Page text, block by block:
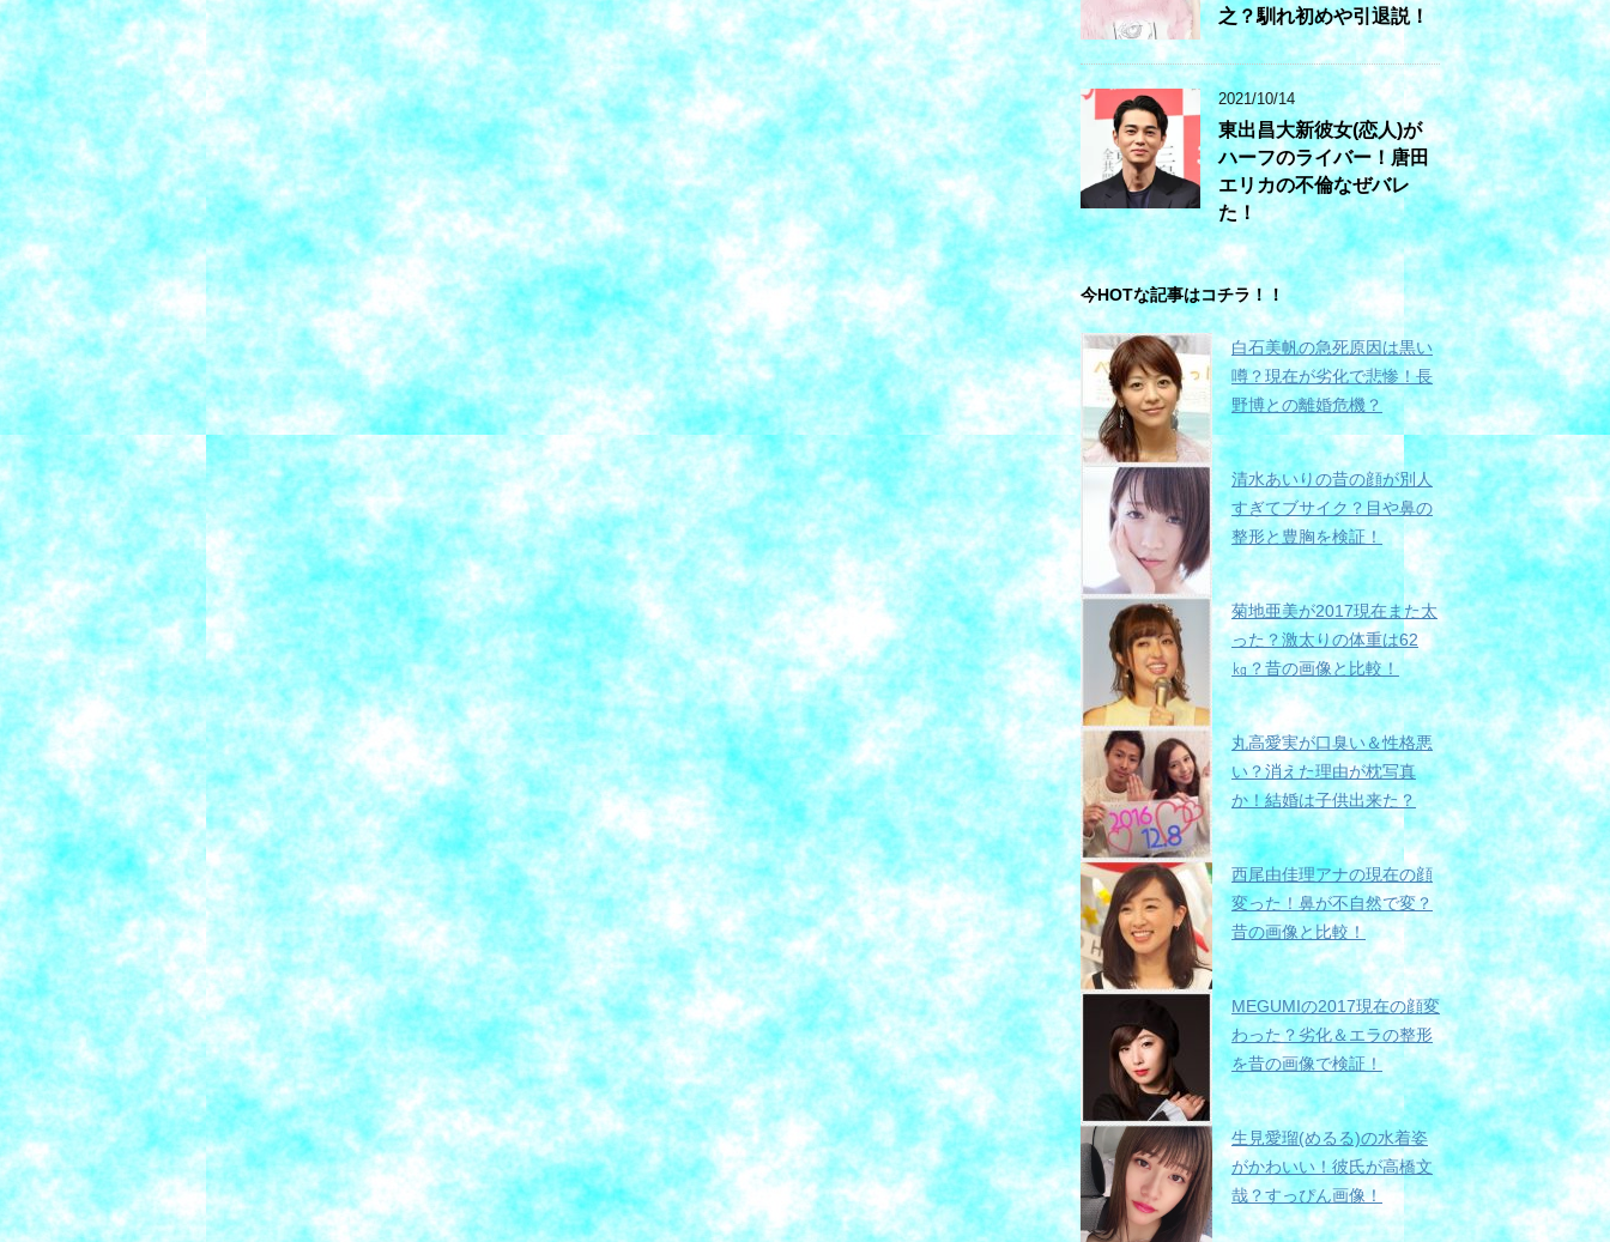
之？馴れ初めや引退説！
2021/10/14
東出昌大新彼女(恋人)が
ハーフのライバー！唐田
エリカの不倫なぜバレ
た！
今HOTな記事はコチラ！！
白石美帆の急死原因は黒い
噂？現在が劣化で悲惨！長
野博との離婚危機？
清水あいりの昔の顔が別人
すぎてブサイク？目や鼻の
整形と豊胸を検証！
菊地亜美が2017現在また太
った？激太りの体重は62
㎏？昔の画像と比較！
丸高愛実が口臭い＆性格悪
い？消えた理由が枕写真
か！結婚は子供出来た？
西尾由佳理アナの現在の顔
変った！鼻が不自然で変？
昔の画像と比較！
MEGUMIの2017現在の顔変
わった？劣化＆エラの整形
を昔の画像で検証！
生見愛瑠(めるる)の水着姿
がかわいい！彼氏が高橋文
哉？すっぴん画像！